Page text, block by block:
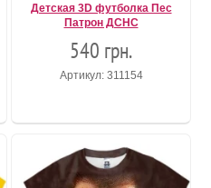
Детская 3D футболка Пес
Патрон ДСНС
540 грн.
Артикул: 311154